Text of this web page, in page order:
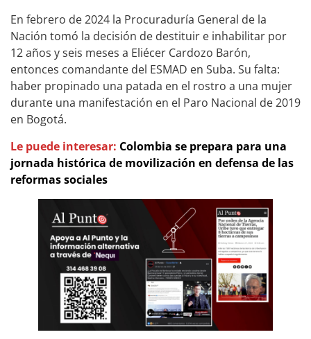
En febrero de 2024 la Procuraduría General de la
Nación tomó la decisión de destituir e inhabilitar por
12 años y seis meses a Eliécer Cardozo Barón,
entonces comandante del ESMAD en Suba. Su falta:
haber propinado una patada en el rostro a una mujer
durante una manifestación en el Paro Nacional de 2019
en Bogotá.
Le puede interesar: Colombia se prepara para una
jornada histórica de movilización en defensa de las
reformas sociales